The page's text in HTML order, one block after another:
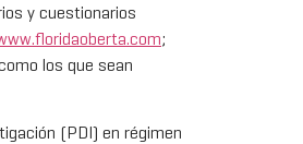
y cuestionarios
;
los que sean
(PDI) en régimen